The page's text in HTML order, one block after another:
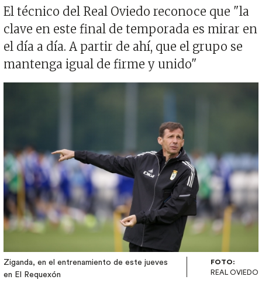
El técnico del Real Oviedo reconoce que "la
clave en este final de temporada es mirar en
el día a día. A partir de ahí, que el grupo se
mantenga igual de firme y unido"
Ziganda, en el entrenamiento de este jueves
en El Requexón
FOTO:
REAL OVIEDO